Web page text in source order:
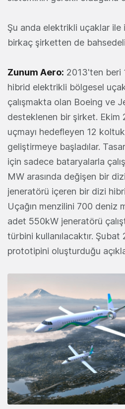
Şu anda elektrikli uçaklar ile
birkaç şirketten de
Zunum Aero: 2013'ten beri
hibrid elektrikli bölgesel
çalışmakta olan Boeing ve
desteklenen bir şirket. Ekim
uçmayı hedefleyen 12
geliştirmeye başladılar.
için sadece bataryalarla
MW arasında değişen bir
jeneratörü içeren bir dizi
Uçağın menzilini 700 deniz
adet 550kW jeneratörü
türbini kullanılacaktır.
prototipini oluşturduğu